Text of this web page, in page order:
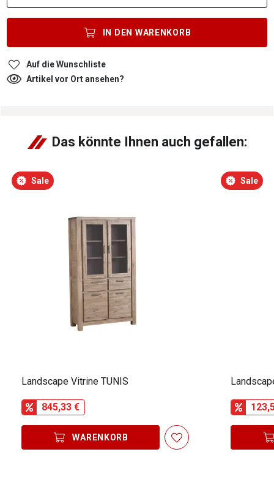
IN DEN WARENKORB
Auf die Wunschliste
Artikel vor Ort ansehen?
Das könnte Ihnen auch gefallen:
Sale
Landscape Vitrine TUNIS
845,33 €
WARENKORB
Sale